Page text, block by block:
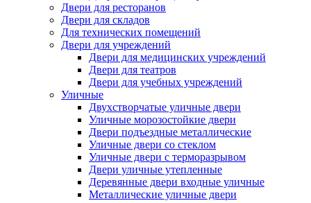
Двери для ресторанов
Двери для складов
Для технических помещений
Двери для учреждений
Двери для медицинских учреждений
Двери для театров
Двери для учебных учреждений
Уличные
Двухстворчатые уличные двери
Уличные морозостойкие двери
Двери подъездные металлические
Уличные двери со стеклом
Уличные двери с терморазрывом
Двери уличные утепленные
Деревянные двери входные уличные
Металлические уличные двери